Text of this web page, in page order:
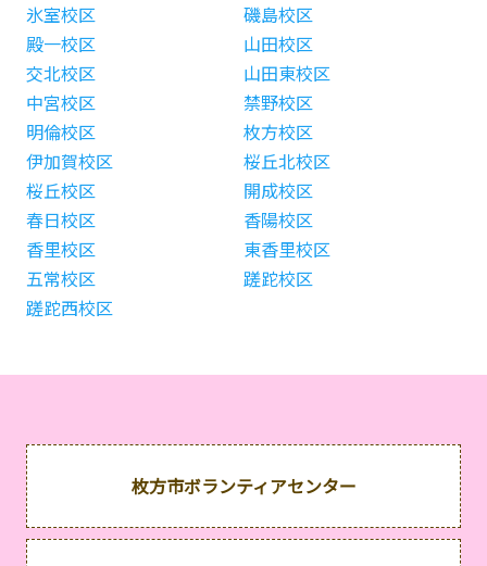
氷室校区
磯島校区
殿一校区
山田校区
交北校区
山田東校区
中宮校区
禁野校区
明倫校区
枚方校区
伊加賀校区
桜丘北校区
桜丘校区
開成校区
春日校区
香陽校区
香里校区
東香里校区
五常校区
蹉跎校区
蹉跎西校区
枚方市ボランティアセンター